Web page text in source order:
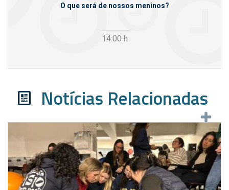
O que será de nossos meninos?
14:00 h
Notícias Relacionadas